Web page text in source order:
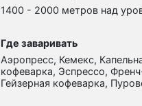
1400 - 2000 метров над
Где заваривать
Аэропресс, Кемекс,
кофеварка, Эспрессо,
Гейзерная кофеварка,